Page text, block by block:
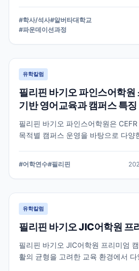
과 학비를 확인할 수 있습니다.
#학사/석사#알버타대학교
#파운데이션과정
유학칼럼
필리핀 바기오 파인스어학원
기반 영어교육과 캠퍼스 특
필리핀 바기오 파인스어학원은
목적별 캠퍼스 운영을 바탕으로 다양
생이 알아야 할 내용을 정리했습니다.
#어학연수#필리핀
유학칼럼
필리핀 바기오 JIC어학원 프
필리핀 바기오 JIC어학원 프리미엄
활의 균형을 고려한 교육 환경에서